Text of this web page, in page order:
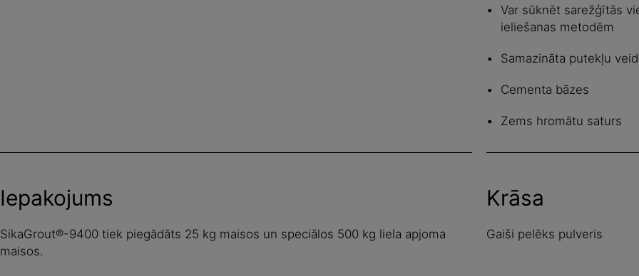
Var sūknēt sarežģītās
ieliešanas metodēm
Samazināta putekļu
Cementa bāzes
Zems hromātu saturs
Iepakojums
SikaGrout®-9400 tiek piegādāts 25 kg maisos un speciālos 500 kg liela apjoma
maisos.
Krāsa
Gaiši pelēks pulveris